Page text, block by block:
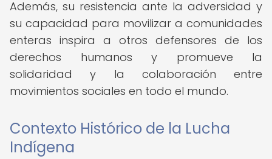
Además, su resistencia ante la adversidad y
su capacidad para movilizar a comunidades
enteras inspira a otros defensores de los
derechos humanos y promueve la
solidaridad y la colaboración entre
movimientos sociales en todo el mundo.
Contexto Histórico de la Lucha
Indígena